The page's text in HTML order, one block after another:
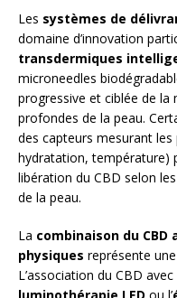
Les systèmes de
domaine d’innovation
transdermiques
microneedles
progressive et ciblée de la
profondes de la peau.
des capteurs mesurant
hydratation, température)
libération du CBD selon
de la peau.
La combinaison du
physiques représente
L’association du CBD avec